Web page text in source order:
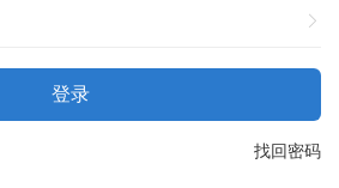
登录
找回密码